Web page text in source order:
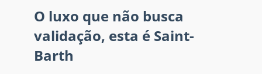
O luxo que não busca
validação, esta é Saint-
Barth